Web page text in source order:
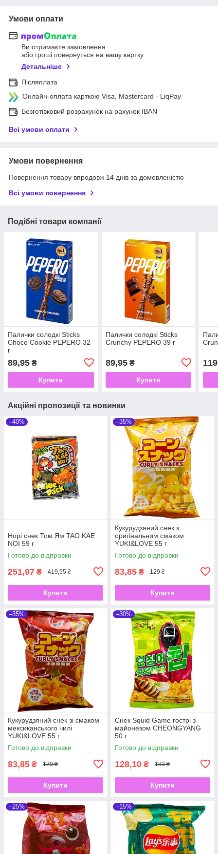
Умови оплати
Ви отримаєте замовлення
або гроші повернуться на вашу картку
Детальніше
Післяплата
Онлайн-оплата карткою Visa, Mastercard - LiqPay
Безготівковий розрахунок на рахунок IBAN
Всі умови оплати
Умови повернення
Повернення товару впродовж 14 днів за домовленістю
Всі умови повернення
Подібні товари компанії
Палички солодкі Sticks
Choco Cookie PEPERO 32
г
89,95 ₴
Купити
Палички солодкі Sticks
Crunchy PEPERO 39 г
89,95₴
Купити
119
Акційні пропозиції та новинки
–40%
Норі снек Том Ям TAO KAE
NOI 59 г
Готово до відправки
251,97 ₴ 419,95 ₴
Купити
–35%
Кукурудзяний снек з
оригінальним смаком
YUKI&LOVE 55 г
Готово до відправки
83,85 ₴ 129 ₴
Купити
–35%
Кукурудзяний снек зі смаком
мексиканського чилі
YUKI&LOVE 55 г
Готово до відправки
83,85 ₴ 129 ₴
Купити
–30%
Снек Squid Game гострі з
майонезом CHEONGYANG
50 г
Готово до відправки
128,10 ₴ 183 ₴
Купити
–25% –15%